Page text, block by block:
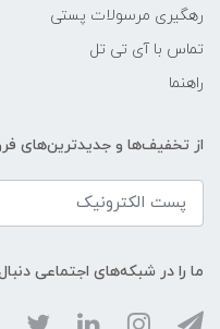
رهگیری مرسولات پستی
تماس با آی تی تل
راهنما
از تخفیف‌ها و جدیدترین‌های
ما را در شبکه‌های اجتماعی